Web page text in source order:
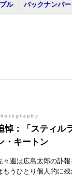
ル バックナンバー
悼：「スティル
・キートン
々週は広島太郎の訃
もうひとり個人的に